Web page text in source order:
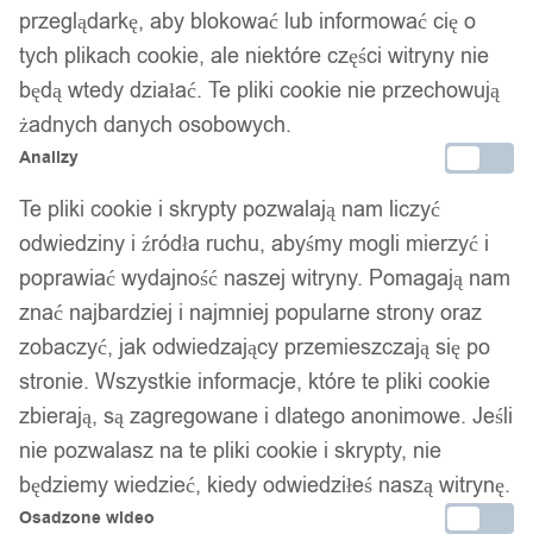
Niimbot etykiety naklejki
38*25+40mm 1000szt do
drukarki k3/w kabli yellow
78,99zł
Darmowa dostawa od 90 zł
Dostawa w 24h
Zamówienia złożone do 14:00 wysyłamy tego samego dnia.
Dostawa w 24h
Zamówienia złożone do 14:00 wysyłamy tego samego dnia.
Kod produktu:38x65CAB_K3_YE
Dostępny w magazynie - szybka dostawa
przeglądarkę, aby blokować lub informować cię o
tych plikach cookie, ale niektóre części witryny nie
będą wtedy działać. Te pliki cookie nie przechowują
żadnych danych osobowych.
Analizy
Te pliki cookie i skrypty pozwalają nam liczyć
odwiedziny i źródła ruchu, abyśmy mogli mierzyć i
poprawiać wydajność naszej witryny. Pomagają nam
znać najbardziej i najmniej popularne strony oraz
zobaczyć, jak odwiedzający przemieszczają się po
stronie. Wszystkie informacje, które te pliki cookie
zbierają, są zagregowane i dlatego anonimowe. Jeśli
nie pozwalasz na te pliki cookie i skrypty, nie
będziemy wiedzieć, kiedy odwiedziłeś naszą witrynę.
Osadzone wideo